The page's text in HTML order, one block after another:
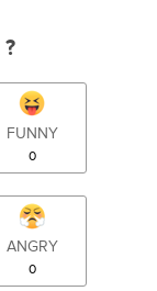
FUNNY
0
ANGRY
0